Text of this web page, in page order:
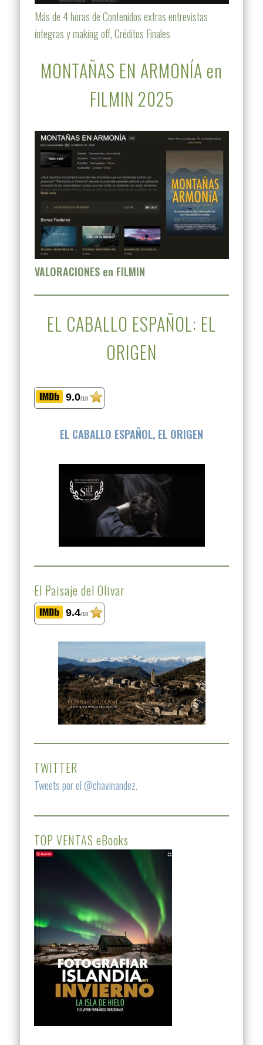
Más de 4 horas de Contenidos extras entrevistas
íntegras y making off, Créditos Finales
MONTAÑAS EN ARMONÍA en
FILMIN 2025
VALORACIONES en FILMIN
EL CABALLO ESPAÑOL: EL
ORIGEN
9.0/10
EL CABALLO ESPAÑOL, EL ORIGEN
El Paisaje del Olivar
9.4/10
TWITTER
Tweets por el @chavinandez.
TOP VENTAS eBooks